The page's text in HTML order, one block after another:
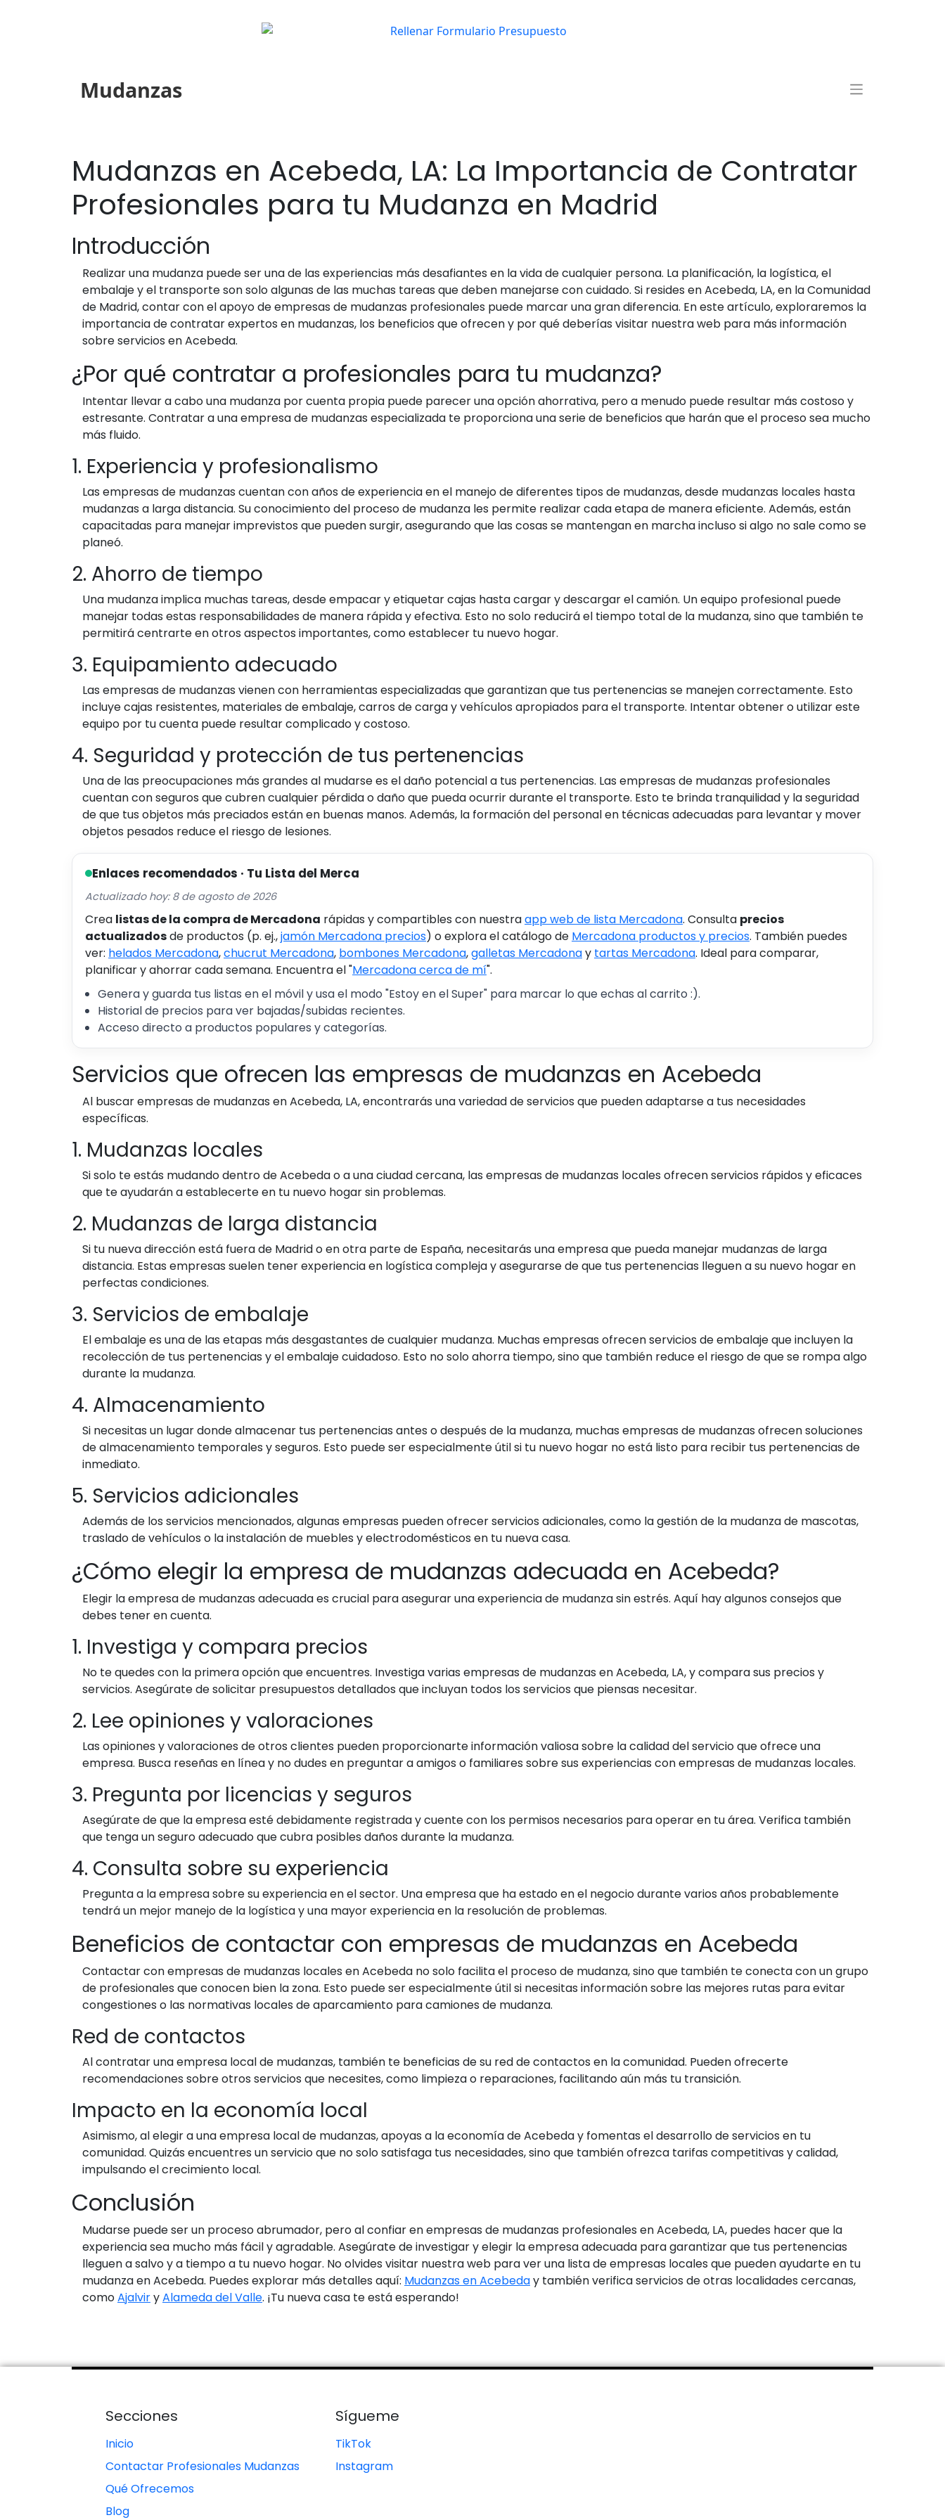
Mudanzas
Mudanzas en Acebeda, LA: La Importancia de Contratar
Profesionales para tu Mudanza en Madrid
Introducción
Realizar una mudanza puede ser una de las experiencias más desafiantes en la vida de cualquier persona. La planificación, la logística, el
embalaje y el transporte son solo algunas de las muchas tareas que deben manejarse con cuidado. Si resides en Acebeda, LA, en la Comunidad
de Madrid, contar con el apoyo de empresas de mudanzas profesionales puede marcar una gran diferencia. En este artículo, exploraremos la
importancia de contratar expertos en mudanzas, los beneficios que ofrecen y por qué deberías visitar nuestra web para más información
sobre servicios en Acebeda.
¿Por qué contratar a profesionales para tu mudanza?
Intentar llevar a cabo una mudanza por cuenta propia puede parecer una opción ahorrativa, pero a menudo puede resultar más costoso y
estresante. Contratar a una empresa de mudanzas especializada te proporciona una serie de beneficios que harán que el proceso sea mucho
más fluido.
1. Experiencia y profesionalismo
Las empresas de mudanzas cuentan con años de experiencia en el manejo de diferentes tipos de mudanzas, desde mudanzas locales hasta
mudanzas a larga distancia. Su conocimiento del proceso de mudanza les permite realizar cada etapa de manera eficiente. Además, están
capacitadas para manejar imprevistos que pueden surgir, asegurando que las cosas se mantengan en marcha incluso si algo no sale como se
planeó.
2. Ahorro de tiempo
Una mudanza implica muchas tareas, desde empacar y etiquetar cajas hasta cargar y descargar el camión. Un equipo profesional puede
manejar todas estas responsabilidades de manera rápida y efectiva. Esto no solo reducirá el tiempo total de la mudanza, sino que también te
permitirá centrarte en otros aspectos importantes, como establecer tu nuevo hogar.
3. Equipamiento adecuado
Las empresas de mudanzas vienen con herramientas especializadas que garantizan que tus pertenencias se manejen correctamente. Esto
incluye cajas resistentes, materiales de embalaje, carros de carga y vehículos apropiados para el transporte. Intentar obtener o utilizar este
equipo por tu cuenta puede resultar complicado y costoso.
4. Seguridad y protección de tus pertenencias
Una de las preocupaciones más grandes al mudarse es el daño potencial a tus pertenencias. Las empresas de mudanzas profesionales
cuentan con seguros que cubren cualquier pérdida o daño que pueda ocurrir durante el transporte. Esto te brinda tranquilidad y la seguridad
de que tus objetos más preciados están en buenas manos. Además, la formación del personal en técnicas adecuadas para levantar y mover
objetos pesados reduce el riesgo de lesiones.
Enlaces recomendados · Tu Lista del Merca
Actualizado hoy: 8 de agosto de 2026
Crea listas de la compra de Mercadona rápidas y compartibles con nuestraapp web de lista Mercadona. Consulta precios
actualizadosde productos (p. ej.,jamón Mercadona precios) o explora el catálogo de Mercadona productos y precios. También puedes
ver: helados Mercadona,chucrut Mercadona, bombones Mercadona,galletas Mercadonay tartas Mercadona. Ideal para comparar,
planificar y ahorrar cada semana. Encuentra el "Mercadona cerca de mí".
Genera y guarda tus listas en el móvil y usa el modo "Estoy en el Super" para marcar lo que echas al carrito :).
Historial de precios para ver bajadas/subidas recientes.
Acceso directo a productos populares y categorías.
Servicios que ofrecen las empresas de mudanzas en Acebeda
Al buscar empresas de mudanzas en Acebeda, LA, encontrarás una variedad de servicios que pueden adaptarse a tus necesidades
específicas.
1. Mudanzas locales
Si solo te estás mudando dentro de Acebeda o a una ciudad cercana, las empresas de mudanzas locales ofrecen servicios rápidos y eficaces
que te ayudarán a establecerte en tu nuevo hogar sin problemas.
2. Mudanzas de larga distancia
Si tu nueva dirección está fuera de Madrid o en otra parte de España, necesitarás una empresa que pueda manejar mudanzas de larga
distancia. Estas empresas suelen tener experiencia en logística compleja y asegurarse de que tus pertenencias lleguen a su nuevo hogar en
perfectas condiciones.
3. Servicios de embalaje
El embalaje es una de las etapas más desgastantes de cualquier mudanza. Muchas empresas ofrecen servicios de embalaje que incluyen la
recolección de tus pertenencias y el embalaje cuidadoso. Esto no solo ahorra tiempo, sino que también reduce el riesgo de que se rompa algo
durante la mudanza.
4. Almacenamiento
Si necesitas un lugar donde almacenar tus pertenencias antes o después de la mudanza, muchas empresas de mudanzas ofrecen soluciones
de almacenamiento temporales y seguros. Esto puede ser especialmente útil si tu nuevo hogar no está listo para recibir tus pertenencias de
inmediato.
5. Servicios adicionales
Además de los servicios mencionados, algunas empresas pueden ofrecer servicios adicionales, como la gestión de la mudanza de mascotas,
traslado de vehículos o la instalación de muebles y electrodomésticos en tu nueva casa.
¿Cómo elegir la empresa de mudanzas adecuada en Acebeda?
Elegir la empresa de mudanzas adecuada es crucial para asegurar una experiencia de mudanza sin estrés. Aquí hay algunos consejos que
debes tener en cuenta.
1. Investiga y compara precios
No te quedes con la primera opción que encuentres. Investiga varias empresas de mudanzas en Acebeda, LA, y compara sus precios y
servicios. Asegúrate de solicitar presupuestos detallados que incluyan todos los servicios que piensas necesitar.
2. Lee opiniones y valoraciones
Las opiniones y valoraciones de otros clientes pueden proporcionarte información valiosa sobre la calidad del servicio que ofrece una
empresa. Busca reseñas en línea y no dudes en preguntar a amigos o familiares sobre sus experiencias con empresas de mudanzas locales.
3. Pregunta por licencias y seguros
Asegúrate de que la empresa esté debidamente registrada y cuente con los permisos necesarios para operar en tu área. Verifica también
que tenga un seguro adecuado que cubra posibles daños durante la mudanza.
4. Consulta sobre su experiencia
Pregunta a la empresa sobre su experiencia en el sector. Una empresa que ha estado en el negocio durante varios años probablemente
tendrá un mejor manejo de la logística y una mayor experiencia en la resolución de problemas.
Beneficios de contactar con empresas de mudanzas en Acebeda
Contactar con empresas de mudanzas locales en Acebeda no solo facilita el proceso de mudanza, sino que también te conecta con un grupo
de profesionales que conocen bien la zona. Esto puede ser especialmente útil si necesitas información sobre las mejores rutas para evitar
congestiones o las normativas locales de aparcamiento para camiones de mudanza.
Red de contactos
Al contratar una empresa local de mudanzas, también te beneficias de su red de contactos en la comunidad. Pueden ofrecerte
recomendaciones sobre otros servicios que necesites, como limpieza o reparaciones, facilitando aún más tu transición.
Impacto en la economía local
Asimismo, al elegir a una empresa local de mudanzas, apoyas a la economía de Acebeda y fomentas el desarrollo de servicios en tu
comunidad. Quizás encuentres un servicio que no solo satisfaga tus necesidades, sino que también ofrezca tarifas competitivas y calidad,
impulsando el crecimiento local.
Conclusión
Mudarse puede ser un proceso abrumador, pero al confiar en empresas de mudanzas profesionales en Acebeda, LA, puedes hacer que la
experiencia sea mucho más fácil y agradable. Asegúrate de investigar y elegir la empresa adecuada para garantizar que tus pertenencias
lleguen a salvo y a tiempo a tu nuevo hogar. No olvides visitar nuestra web para ver una lista de empresas locales que pueden ayudarte en tu
mudanza en Acebeda. Puedes explorar más detalles aquí: Mudanzas en Acebeday también verifica servicios de otras localidades cercanas,
comoAjalviryAlameda del Valle. ¡Tu nueva casa te está esperando!
Secciones
Inicio
Contactar Profesionales Mudanzas
Qué Ofrecemos
Blog
Sígueme
TikTok
Instagram